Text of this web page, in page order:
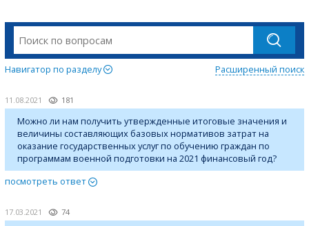
Навигатор по разделу Расширенный поиск
11.08.2021 181
Можно ли нам получить утвержденные итоговые значения и
величины составляющих базовых нормативов затрат на
оказание государственных услуг по обучению граждан по
программам военной подготовки на 2021 финансовый год?
посмотреть ответ
17.03.2021 74